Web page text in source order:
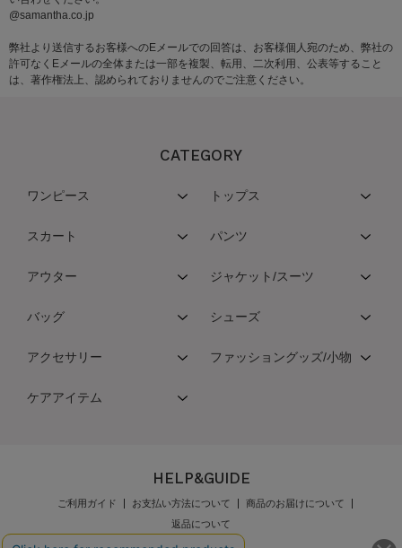
@samantha.co.jp
弊社より送信するお客様へのEメールでの回答は、お客様個人宛のため、弊社の
許可なくEメールの全体または一部を複製、転用、二次利用、公表等すること
は、著作権法上、認められておりませんのでご注意ください。
CATEGORY
ワンピース トップス
スカート パンツ
アウター ジャケット/スーツ
バッグ シューズ
アクセサリー ファッショングッズ/小物
ケアアイテム
HELP&GUIDE
ご利用ガイド お支払い方法について
商品のお届けについて
返品について